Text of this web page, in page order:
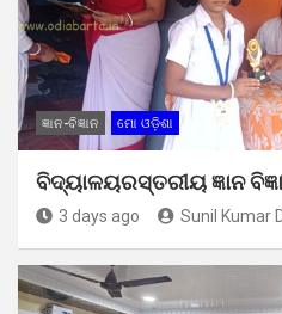
ଜ୍ଞାନ-ବିଜ୍ଞାନ ମୋ ଓଡ଼ିଶା
ବିଦ୍ୟାଳୟରସ୍ତରୀୟ ଜ୍ଞାନ
3 days ago Sunil Kumar